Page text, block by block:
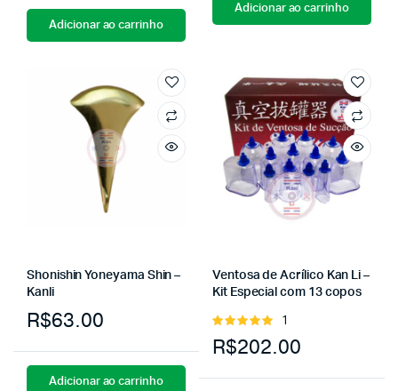
Adicionar ao carrinho
Adicionar ao carrinho
Shonishin Yoneyama Shin –
Kanli
R$63.00
Adicionar ao carrinho
Ventosa de Acrílico Kan Li –
Kit Especial com 13 copos
Avaliação
5.00 de 5
1
R$202.00